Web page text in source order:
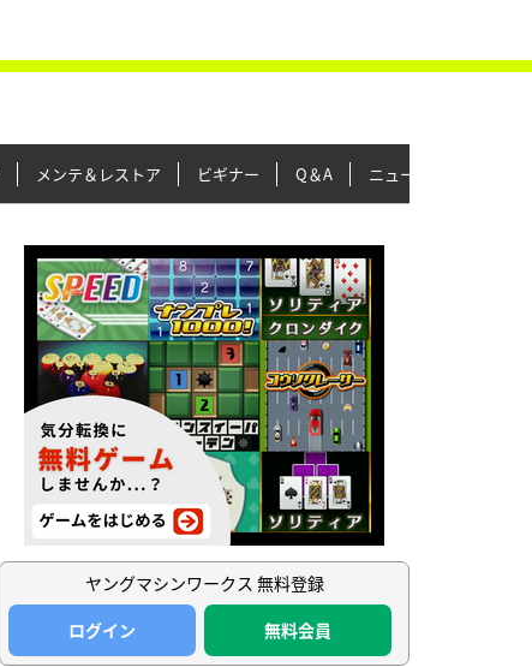
メンテ＆レストア ビギナー Q＆A ニュース＆トピックス
ヤングマシンワークス 無料登録
ログイン
無料会員